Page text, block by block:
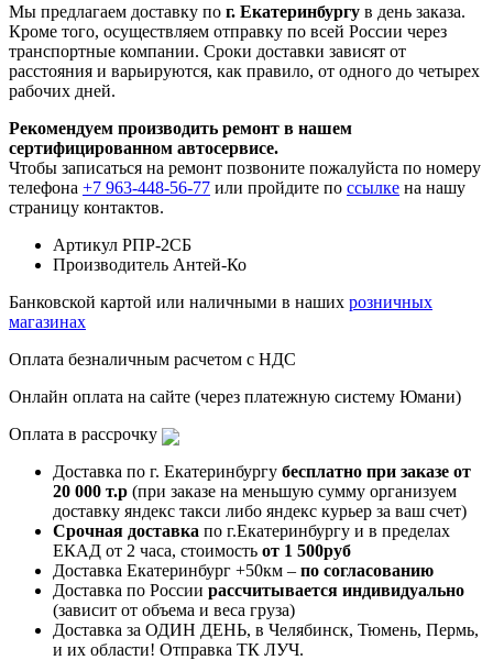
Мы предлагаем доставку по г. Екатеринбургу в день заказа.
Кроме того, осуществляем отправку по всей России через
транспортные компании. Сроки доставки зависят от
расстояния и варьируются, как правило, от одного до четырех
рабочих дней.
Рекомендуем производить ремонт в нашем
сертифицированном автосервисе.
Чтобы записаться на ремонт позвоните пожалуйста по номеру
телефона +7 963-448-56-77 или пройдите по ссылке на нашу
страницу контактов.
Артикул РПР-2СБ
Производитель Антей-Ко
Банковской картой или наличными в наших розничных
магазинах
Оплата безналичным расчетом с НДС
Онлайн оплата на сайте (через платежную систему Юмани)
Оплата в рассрочку
Доставка по г. Екатеринбургу бесплатно при заказе от
20 000 т.р (при заказе на меньшую сумму организуем
доставку яндекс такси либо яндекс курьер за ваш счет)
Срочная доставка по г.Екатеринбургу и в пределах
ЕКАД от 2 часа, стоимость от 1 500руб
Доставка Екатеринбург +50км – по согласованию
Доставка по России рассчитывается индивидуально
(зависит от объема и веса груза)
Доставка за ОДИН ДЕНЬ, в Челябинск, Тюмень, Пермь,
и их области! Отправка ТК ЛУЧ.